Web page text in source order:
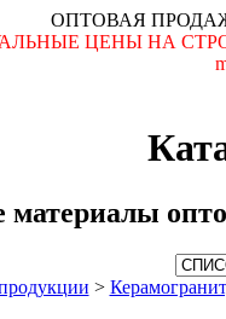
ОПТОВАЯ
ЦЕНЫ НА
>